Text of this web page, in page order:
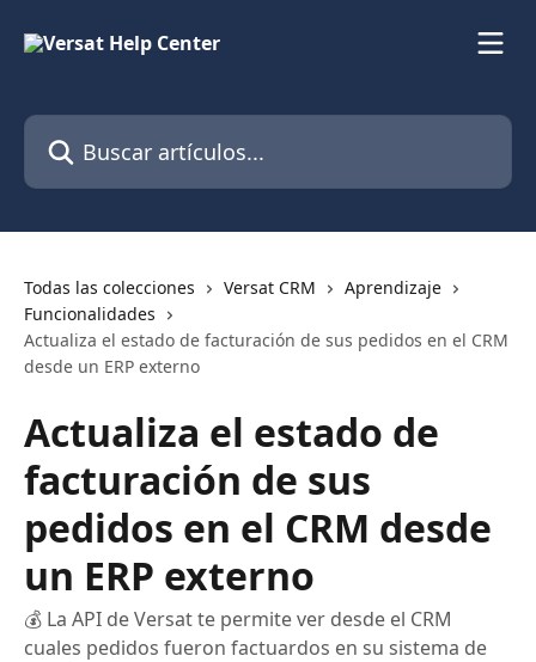
Buscar artículos...
Todas las colecciones Versat CRM
Aprendizaje
Funcionalidades
Actualiza el estado de facturación de sus pedidos en el CRM
desde un ERP externo
Actualiza el estado de
facturación de sus
pedidos en el CRM desde
un ERP externo
💰 La API de Versat te permite ver desde el CRM
cuales pedidos fueron factuardos en su sistema de